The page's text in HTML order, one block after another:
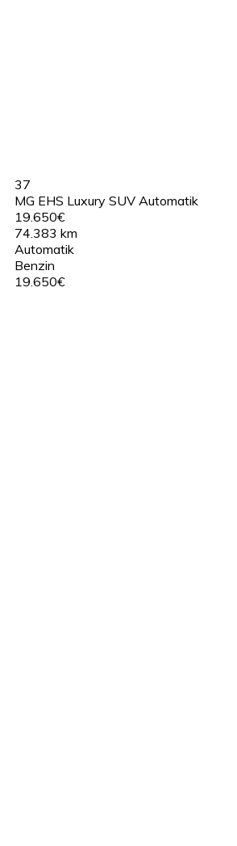
37
MG EHS Luxury SUV Automatik
19.650€
74.383 km
Automatik
Benzin
19.650€